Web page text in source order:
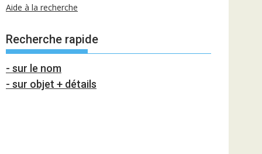
Aide à la recherche
Recherche rapide
- sur le nom
- sur objet + détails